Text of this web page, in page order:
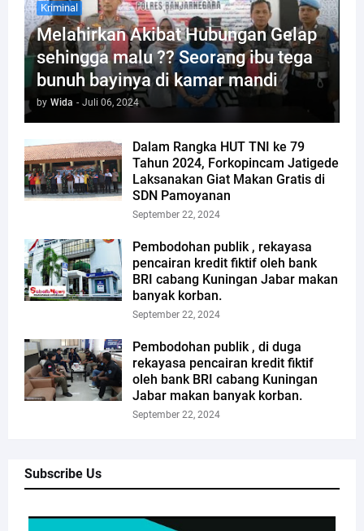
Kriminal
Melahirkan Akibat Hubungan Gelap
sehingga malu ?? Seorang ibu tega
bunuh bayinya di kamar mandi
by Wida - Juli 06, 2024
Dalam Rangka HUT TNI ke 79
Tahun 2024, Forkopincam Jatigede
Laksanakan Giat Makan Gratis di
SDN Pamoyanan
September 22, 2024
Pembodohan publik , rekayasa
pencairan kredit fiktif oleh bank
BRI cabang Kuningan Jabar makan
banyak korban.
September 22, 2024
Pembodohan publik , di duga
rekayasa pencairan kredit fiktif
oleh bank BRI cabang Kuningan
Jabar makan banyak korban.
September 22, 2024
Subscribe Us